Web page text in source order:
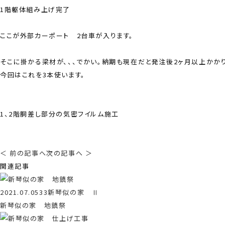
1階躯体組み上げ完了
ここが外部カーポート 2台車が入ります。
そこに掛かる梁材が、、、でかい。納期も現在だと発注後2ヶ月以上かか
今回はこれを3本使います。
1、2階胴差し部分の気密フイルム施工
＜ 前の記事へ次の記事へ ＞
関連記事
2021.07.0533新琴似の家 Ⅱ
新琴似の家 地鎮祭